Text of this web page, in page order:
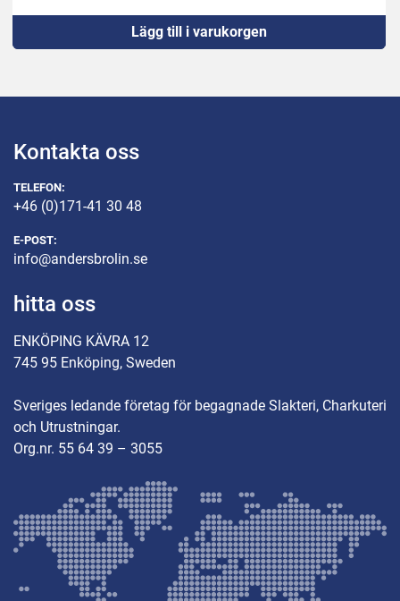
Lägg till i varukorgen
Kontakta oss
TELEFON:
+46 (0)171-41 30 48
E-POST:
info@andersbrolin.se
hitta oss
ENKÖPING KÄVRA 12
745 95 Enköping, Sweden
Sveriges ledande företag för begagnade Slakteri, Charkuteri
och Utrustningar.
Org.nr. 55 64 39 – 3055